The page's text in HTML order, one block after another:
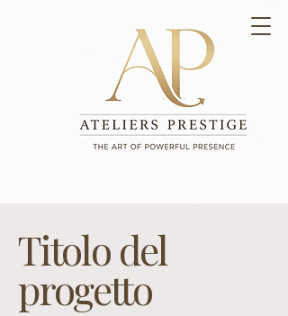
Titolo del
progetto